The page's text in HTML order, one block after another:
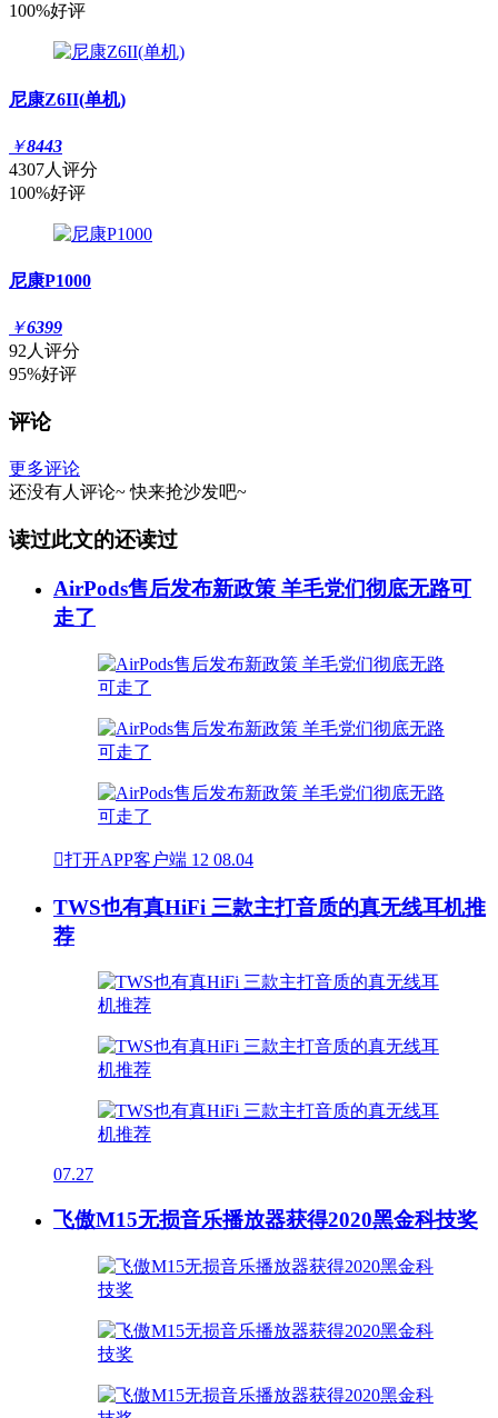
100%好评
尼康Z6II(单机)
￥8443
4307人评分
100%好评
尼康P1000
￥6399
92人评分
95%好评
评论
更多评论
还没有人评论~ 快来抢沙发吧~
读过此文的还读过
AirPods售后发布新政策 羊毛党们彻底无路可
走了
打开APP客户端 12 08.04
TWS也有真HiFi 三款主打音质的真无线耳机推
荐
07.27
飞傲M15无损音乐播放器获得2020黑金科技奖